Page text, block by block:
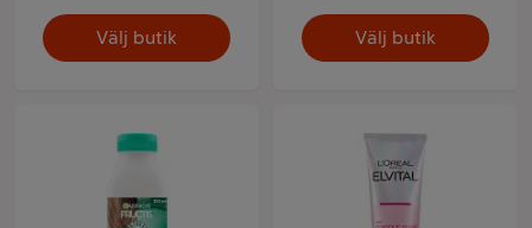
Välj butik Välj butik